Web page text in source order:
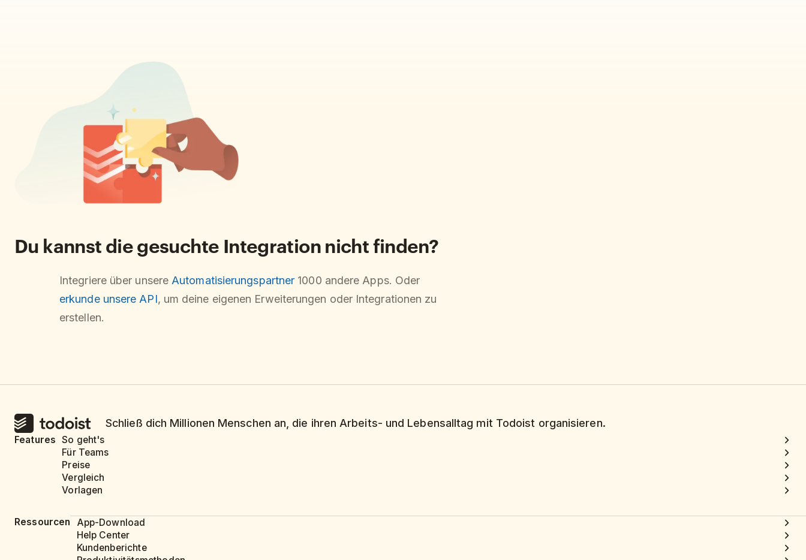
Du kannst die gesuchte Integration nicht finden?
Integriere über unsere Automatisierungspartner 1000 andere Apps. Oder
erkunde unsere API, um deine eigenen Erweiterungen oder Integrationen zu
erstellen.
Schließ dich Millionen Menschen an, die ihren Arbeits- und Lebensalltag mit Todoist organisieren.
Features So geht's
Für Teams
Preise
Vergleich
Vorlagen
Ressourcen
App-Download
Help Center
Kundenberichte